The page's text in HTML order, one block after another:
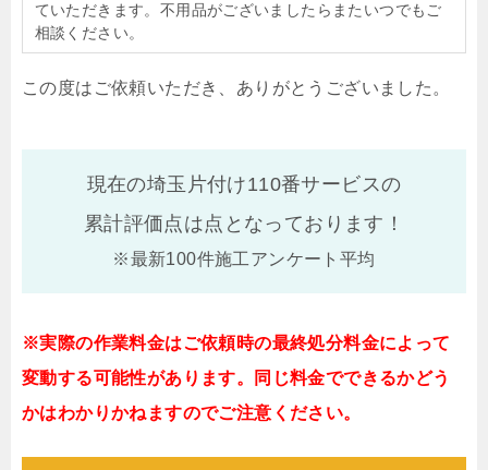
ていただきます。不用品がございましたらまたいつでもご
相談ください。
この度はご依頼いただき、ありがとうございました。
現在の埼玉片付け110番サービスの
累計評価点は点となっております！
※最新100件施工アンケート平均
※実際の作業料金はご依頼時の最終処分料金によって
変動する可能性があります。同じ料金でできるかどう
かはわかりかねますのでご注意ください。